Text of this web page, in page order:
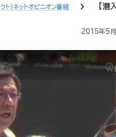
ト）ネットオピニオン番組 chevron_right
【潜
2015年5